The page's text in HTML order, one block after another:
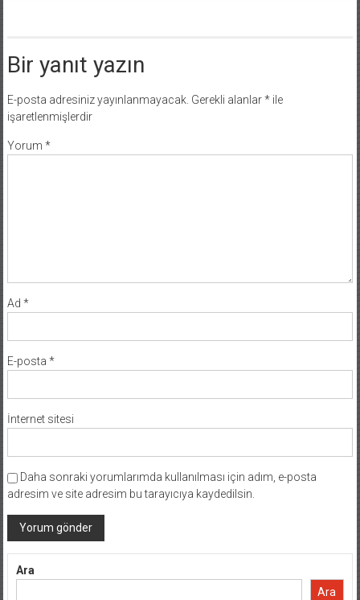
Bir yanıt yazın
E-posta adresiniz yayınlanmayacak. Gerekli alanlar*ile
işaretlenmişlerdir
Yorum *
Ad *
E-posta *
İnternet sitesi
Daha sonraki yorumlarımda kullanılması için adım, e-posta
adresim ve site adresim bu tarayıcıya kaydedilsin.
Ara
Ara